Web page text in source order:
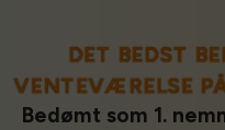
DET BEDST
VENTEVÆRELSE
Bedømt som 1.